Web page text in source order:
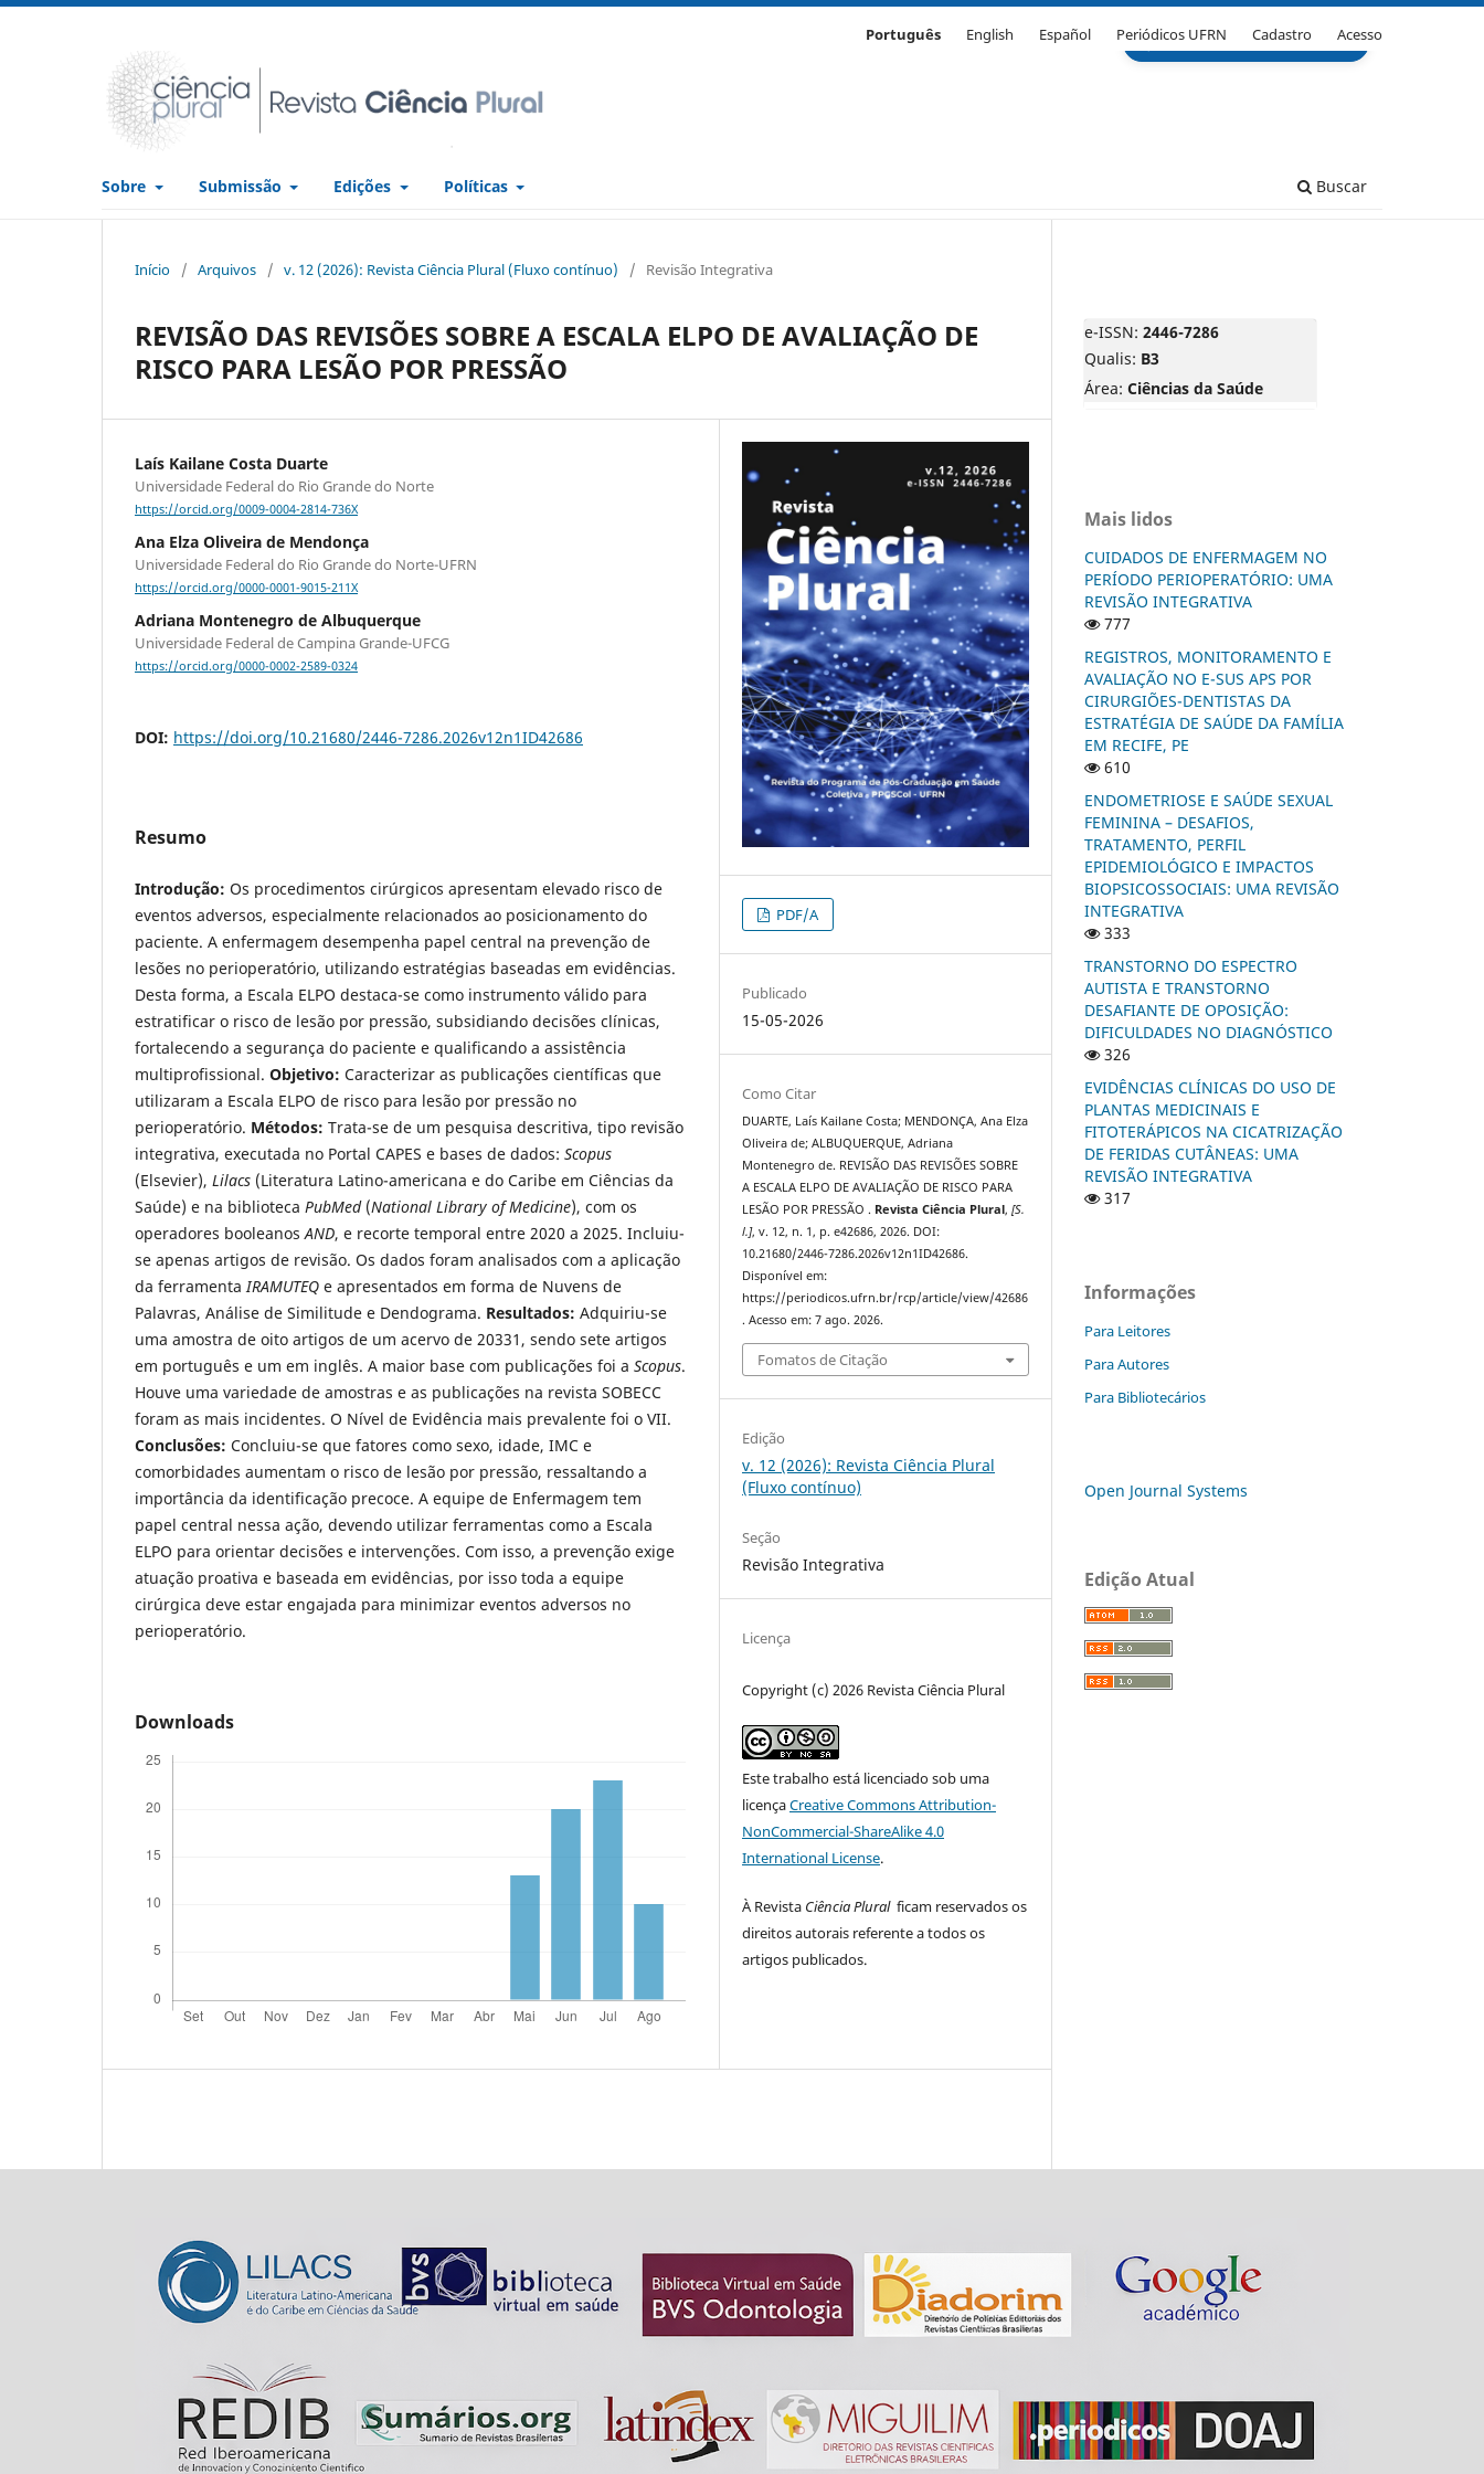
Sobre Submissão Edições Políticas Buscar
Português English Español Periódicos UFRN Cadastro Acesso
Início / Arquivos / v. 12 (2026): Revista Ciência Plural (Fluxo contínuo) / Revisão Integrativa
REVISÃO DAS REVISÕES SOBRE A ESCALA ELPO DE AVALIAÇÃO DE
RISCO PARA LESÃO POR PRESSÃO
Laís Kailane Costa Duarte
Universidade Federal do Rio Grande do Norte
https://orcid.org/0009-0004-2814-736X
Ana Elza Oliveira de Mendonça
Universidade Federal do Rio Grande do Norte-UFRN
https://orcid.org/0000-0001-9015-211X
Adriana Montenegro de Albuquerque
Universidade Federal de Campina Grande-UFCG
https://orcid.org/0000-0002-2589-0324
DOI: https://doi.org/10.21680/2446-7286.2026v12n1ID42686
Resumo
Introdução: Os procedimentos cirúrgicos apresentam elevado risco de
eventos adversos, especialmente relacionados ao posicionamento do
paciente. A enfermagem desempenha papel central na prevenção de
lesões no perioperatório, utilizando estratégias baseadas em evidências.
Desta forma, a Escala ELPO destaca-se como instrumento válido para
estratificar o risco de lesão por pressão, subsidiando decisões clínicas,
fortalecendo a segurança do paciente e qualificando a assistência
multiprofissional. Objetivo: Caracterizar as publicações científicas que
utilizaram a Escala ELPO de risco para lesão por pressão no
perioperatório. Métodos: Trata-se de um pesquisa descritiva, tipo revisão
integrativa, executada no Portal CAPES e bases de dados: Scopus
(Elsevier), Lilacs (Literatura Latino-americana e do Caribe em Ciências da
Saúde) e na biblioteca PubMed(National Library of Medicine), com os
operadores booleanosAND, e recorte temporal entre 2020 a 2025. Incluiu-
se apenas artigos de revisão. Os dados foram analisados com a aplicação
da ferramentaIRAMUTEQ e apresentados em forma de Nuvens de
Palavras, Análise de Similitude e Dendograma. Resultados: Adquiriu-se
uma amostra de oito artigos de um acervo de 20331, sendo sete artigos
em português e um em inglês. A maior base com publicações foi a Scopus.
Houve uma variedade de amostras e as publicações na revista SOBECC
foram as mais incidentes. O Nível de Evidência mais prevalente foi o VII.
Conclusões: Concluiu-se que fatores como sexo, idade, IMC e
comorbidades aumentam o risco de lesão por pressão, ressaltando a
importância da identificação precoce. A equipe de Enfermagem tem
papel central nessa ação, devendo utilizar ferramentas como a Escala
ELPO para orientar decisões e intervenções. Com isso, a prevenção exige
atuação proativa e baseada em evidências, por isso toda a equipe
cirúrgica deve estar engajada para minimizar eventos adversos no
perioperatório.
Downloads
PDF/A
Publicado
15-05-2026
Como Citar
DUARTE, Laís Kailane Costa; MENDONÇA, Ana Elza
Oliveira de; ALBUQUERQUE, Adriana
Montenegro de. REVISÃO DAS REVISÕES SOBRE
A ESCALA ELPO DE AVALIAÇÃO DE RISCO PARA
LESÃO POR PRESSÃO . Revista Ciência Plural,[S.
l.], v. 12, n. 1, p. e42686, 2026. DOI:
10.21680/2446-7286.2026v12n1ID42686.
Disponível em:
https://periodicos.ufrn.br/rcp/article/view/42686
. Acesso em: 7 ago. 2026.
Fomatos de Citação
Edição
v. 12 (2026): Revista Ciência Plural
(Fluxo contínuo)
Seção
Revisão Integrativa
Licença
Copyright (c) 2026 Revista Ciência Plural
Este trabalho está licenciado sob uma
licençaCreative Commons Attribution-
NonCommercial-ShareAlike 4.0
International License.
À Revista Ciência Pluralficam reservados os
direitos autorais referente a todos os
artigos publicados.
e-ISSN: 2446-7286
Qualis: B3
Área: Ciências da Saúde
Mais lidos
CUIDADOS DE ENFERMAGEM NO
PERÍODO PERIOPERATÓRIO: UMA
REVISÃO INTEGRATIVA
777
REGISTROS, MONITORAMENTO E
AVALIAÇÃO NO E-SUS APS POR
CIRURGIÕES-DENTISTAS DA
ESTRATÉGIA DE SAÚDE DA FAMÍLIA
EM RECIFE, PE
610
ENDOMETRIOSE E SAÚDE SEXUAL
FEMININA – DESAFIOS,
TRATAMENTO, PERFIL
EPIDEMIOLÓGICO E IMPACTOS
BIOPSICOSSOCIAIS: UMA REVISÃO
INTEGRATIVA
333
TRANSTORNO DO ESPECTRO
AUTISTA E TRANSTORNO
DESAFIANTE DE OPOSIÇÃO:
DIFICULDADES NO DIAGNÓSTICO
326
EVIDÊNCIAS CLÍNICAS DO USO DE
PLANTAS MEDICINAIS E
FITOTERÁPICOS NA CICATRIZAÇÃO
DE FERIDAS CUTÂNEAS: UMA
REVISÃO INTEGRATIVA
317
Informações
Para Leitores
Para Autores
Para Bibliotecários
Open Journal Systems
Edição Atual